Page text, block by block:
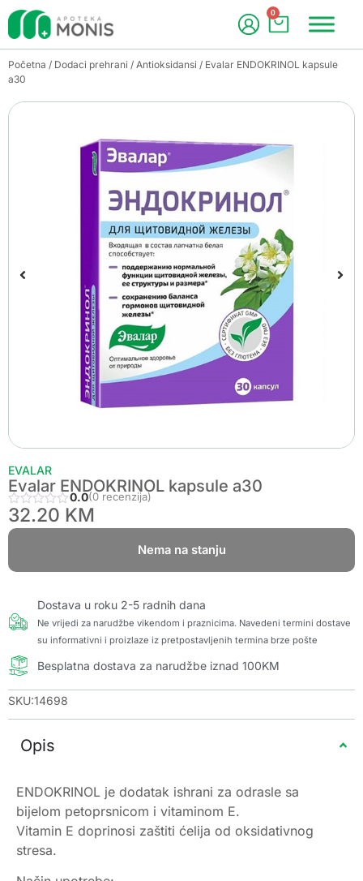
0
Početna / Dodaci prehrani / Antioksidansi / Evalar ENDOKRINOL kapsule
a30
EVALAR
Evalar ENDOKRINOL kapsule a30
0.0(0 recenzija)
32.20 KM
Nema na stanju
Dostava u roku 2-5 radnih dana
Ne vrijedi za narudžbe vikendom i praznicima. Navedeni termini dostave
su informativni i proizlaze iz pretpostavljenih termina brze pošte
Besplatna dostava za narudžbe iznad 100KM
SKU:14698
Opis
ENDOKRINOL je dodatak ishrani za odrasle sa
bijelom petoprsnicom i vitaminom E.
Vitamin E doprinosi zaštiti ćelija od oksidativnog
stresa.